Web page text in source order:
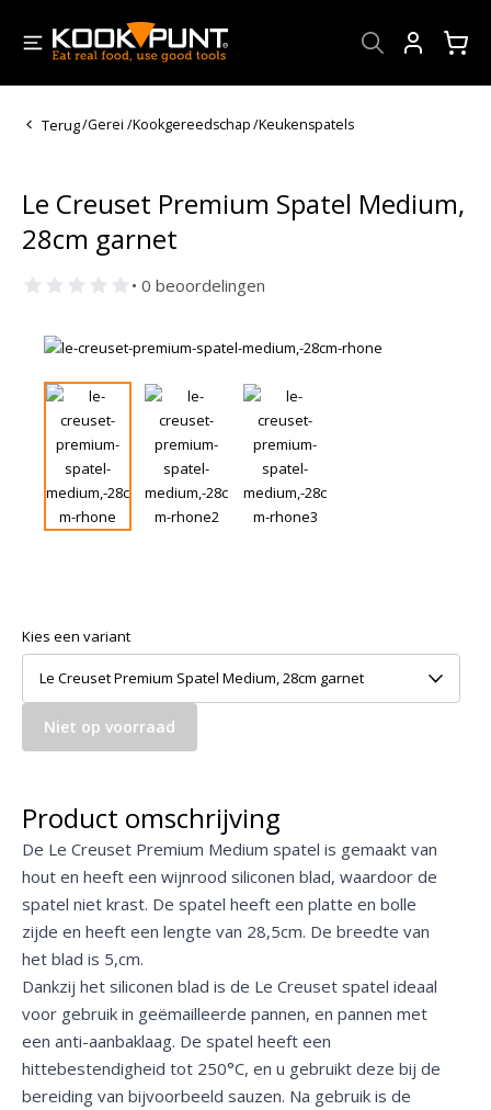
Terug/Gerei /Kookgereedschap/Keukenspatels
Le Creuset Premium Spatel Medium,
28cm garnet
• 0 beoordelingen
Kies een variant
Le Creuset Premium Spatel Medium, 28cm garnet
Niet op voorraad
Product omschrijving
De Le Creuset Premium Medium spatel is gemaakt van
hout en heeft een wijnrood siliconen blad, waardoor de
spatel niet krast. De spatel heeft een platte en bolle
zijde en heeft een lengte van 28,5cm. De breedte van
het blad is 5,cm.
Dankzij het siliconen blad is de Le Creuset spatel ideaal
voor gebruik in geëmailleerde pannen, en pannen met
een anti-aanbaklaag. De spatel heeft een
hittebestendigheid tot 250°C, en u gebruikt deze bij de
bereiding van bijvoorbeeld sauzen. Na gebruik is de